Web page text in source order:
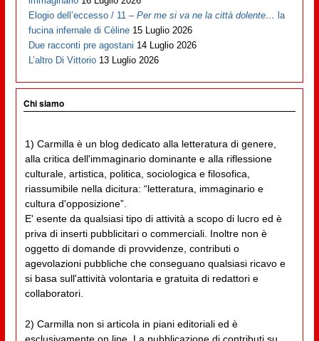
Elogio dell’eccesso / 11 –Per me si va ne la città dolente… la
fucina infernale di Cèline 15 Luglio 2026
Due racconti pre agostani 14 Luglio 2026
L’altro Di Vittorio 13 Luglio 2026
Chi siamo
1) Carmilla è un blog dedicato alla letteratura di genere,
alla critica dell'immaginario dominante e alla riflessione
culturale, artistica, politica, sociologica e filosofica,
riassumibile nella dicitura: “letteratura, immaginario e
cultura d'opposizione”.
E' esente da qualsiasi tipo di attività a scopo di lucro ed è
priva di inserti pubblicitari o commerciali. Inoltre non è
oggetto di domande di provvidenze, contributi o
agevolazioni pubbliche che conseguano qualsiasi ricavo e
si basa sull'attività volontaria e gratuita di redattori e
collaboratori.
2) Carmilla non si articola in piani editoriali ed è